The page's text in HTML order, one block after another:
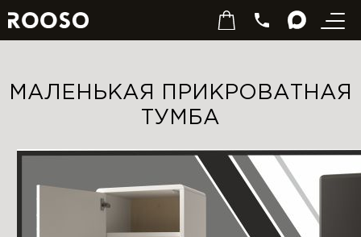
МАЛЕНЬКАЯ ПРИКРОВАТНАЯ
ТУМБА